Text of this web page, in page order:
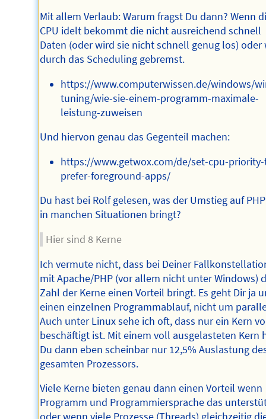
Mit allem Verlaub: Warum fragst Du dann? Wenn
CPU idelt bekommt die nicht ausreichend schnell
Daten (oder wird sie nicht schnell genug los) oder
durch das Scheduling gebremst.
https://www.computerwissen.de/windows/
tuning/wie-sie-einem-programm-maximale-
leistung-zuweisen
Und hiervon genau das Gegenteil machen:
https://www.getwox.com/de/set-cpu-
prefer-foreground-apps/
Du hast bei Rolf gelesen, was der Umstieg auf
in manchen Situationen bringt?
Hier sind 8 Kerne
Ich vermute nicht, dass bei Deiner
mit Apache/PHP (vor allem nicht unter Windows)
Zahl der Kerne einen Vorteil bringt. Es geht Dir ja
einen einzelnen Programmablauf, nicht um
Auch unter Linux sehe ich oft, dass nur ein Kern
beschäftigt ist. Mit einem voll ausgelasteten Kern
Du dann eben scheinbar nur 12,5% Auslastung
gesamten Prozessors.
Viele Kerne bieten genau dann einen Vorteil wenn
Programm und Programmiersprache das